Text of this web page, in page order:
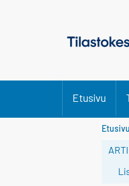
Etusivu
Etusivu